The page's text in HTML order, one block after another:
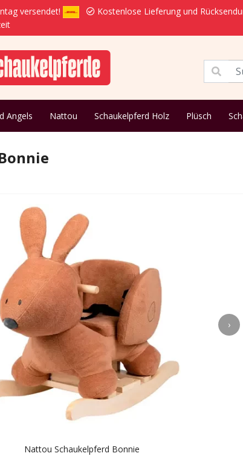
versendet! Kostenlose Lieferung und
Angels Nattou Schaukelpferd Holz Plüsch
›
Nattou Schaukelpferd Bonnie